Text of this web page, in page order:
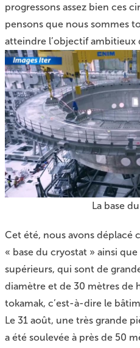
progressons assez bien ces
pensons que nous sommes
atteindre l’objectif ambitieux
La base
Cet été, nous avons déplacé
« base du cryostat » ainsi
supérieurs, qui sont de
diamètre et de 30 mètres de
tokamak, c’est-à-dire le
Le 31 août, une très grande
a été soulevée à près de 50